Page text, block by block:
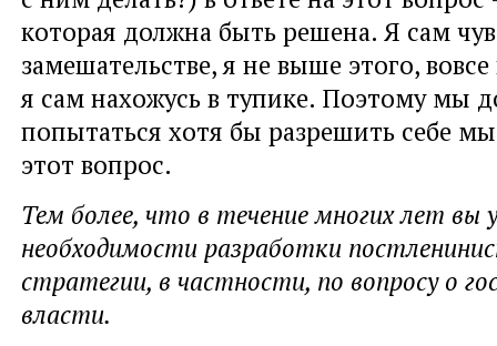
которая должна быть решена. Я сам
замешательстве, я не выше этого,
я сам нахожусь в тупике. Поэтому мы
попытаться хотя бы разрешить себе
этот вопрос.
Тем более, что в течение многих лет вы
необходимости разработки
стратегии, в частности, по вопросу о
власти.